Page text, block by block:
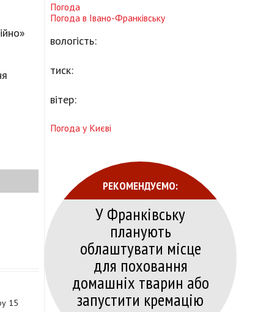
15
Погода
Погода в Івано-Франківську
вологість:
тиск:
вітер:
Погода у Києві
РЕКОМЕНДУЄМО:
У Франківську
планують
облаштувати місце
для поховання
домашніх тварин або
запустити кремацію